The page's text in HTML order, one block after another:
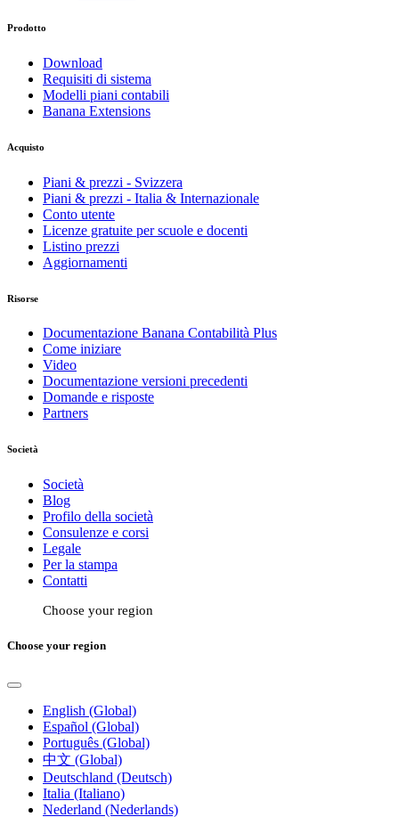
Prodotto
Download
Requisiti di sistema
Modelli piani contabili
Banana Extensions
Acquisto
Piani & prezzi - Svizzera
Piani & prezzi - Italia & Internazionale
Conto utente
Licenze gratuite per scuole e docenti
Listino prezzi
Aggiornamenti
Risorse
Documentazione Banana Contabilità Plus
Come iniziare
Video
Documentazione versioni precedenti
Domande e risposte
Partners
Società
Società
Blog
Profilo della società
Consulenze e corsi
Legale
Per la stampa
Contatti
Choose your region
Choose your region
English (Global)
Español (Global)
Português (Global)
中文 (Global)
Deutschland (Deutsch)
Italia (Italiano)
Nederland (Nederlands)